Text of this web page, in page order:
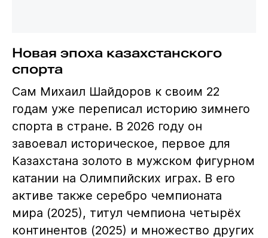
Новая эпоха казахстанского
спорта
Сам Михаил Шайдоров к своим 22
годам уже переписал историю зимнего
спорта в стране. В 2026 году он
завоевал историческое, первое для
Казахстана золото в мужском фигурном
катании на Олимпийских играх. В его
активе также серебро чемпионата
мира (2025), титул чемпиона четырёх
континентов (2025) и множество других